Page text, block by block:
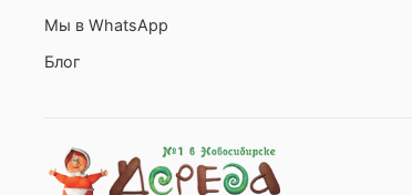
Мы в WhatsApp
Блог